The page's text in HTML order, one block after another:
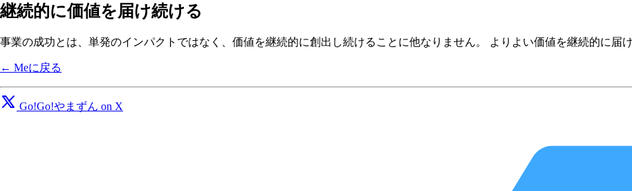
継続的に価値を届け続ける
事業の成功とは、単発のインパクトではなく、価値を継続的に創出し続けることに他なりません。 よりよい価値を継続的に届
← Meに戻る
Go!Go!やまずん on X